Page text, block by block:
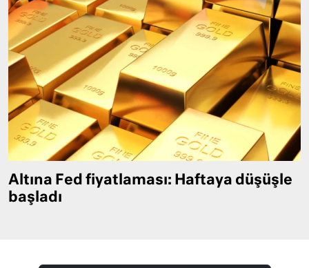
Altına Fed fiyatlaması: Haftaya düşüşle
başladı